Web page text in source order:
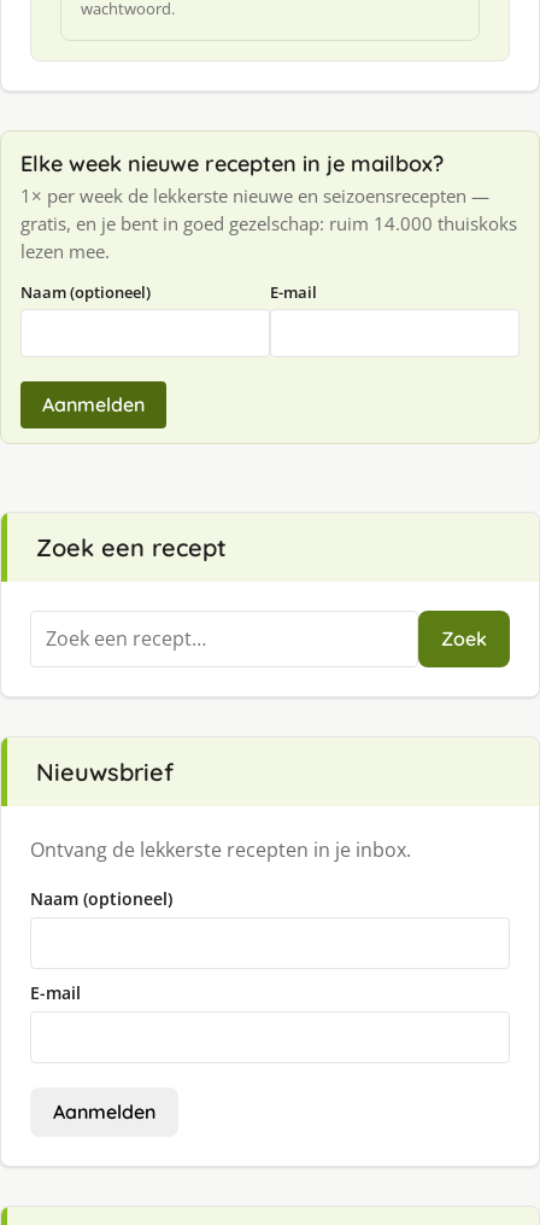
wachtwoord.
Elke week nieuwe recepten in je mailbox?
1× per week de lekkerste nieuwe en seizoensrecepten —
gratis, en je bent in goed gezelschap: ruim 14.000 thuiskoks
lezen mee.
Naam (optioneel) E-mail
Aanmelden
Zoek een recept
Zoeken
naar:
Zoek
Nieuwsbrief
Ontvang de lekkerste recepten in je inbox.
Naam (optioneel)
E-mail
Aanmelden